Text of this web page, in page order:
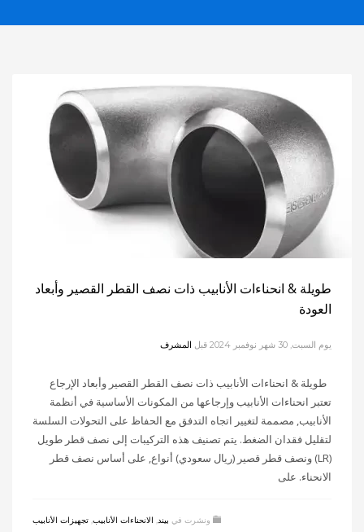
طويلة & انحناءات الأنابيب ذات نصف القطر القصير وأبعاد
العودة
يوم السبت, 30 شهر نوفمبر 2024 قبل المشرف
طويلة & انحناءات الأنابيب ذات نصف القطر القصير وأبعاد الإرجاع
تعتبر انحناءات الأنابيب وإرجاعها من المكونات الأساسية في أنظمة
الأنابيب, مصممة لتغيير اتجاه التدفق مع الحفاظ على التحولات السلسة
لتقليل فقدان الضغط. يتم تصنيف هذه التركيبات إلى نصف قطر طويل
(LR) ونصف قطر قصير (ريال سعودي) أنواع, على أساس نصف قطر
الانحناء. على
ونشرت في بيند, الانحناءات الأنابيب, تجهيزات الأنابيب